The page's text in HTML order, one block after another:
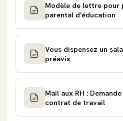
Modèle de lettre pour
parental d'éducation
Vous dispensez un
préavis
Mail aux RH :
contrat de travail